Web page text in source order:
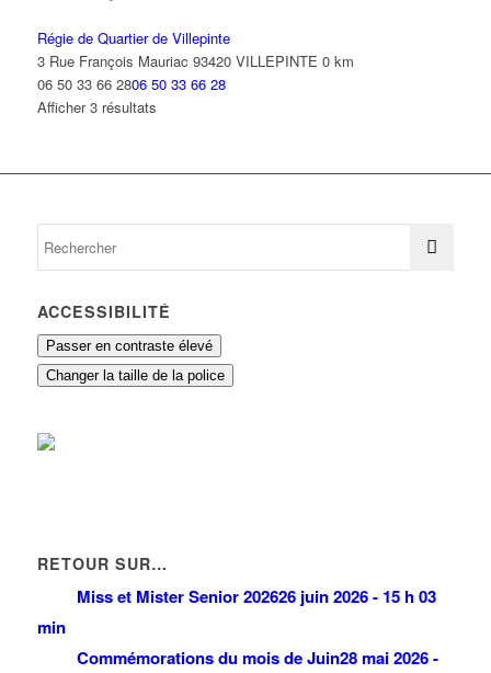
Régie de Quartier de Villepinte
3 Rue François Mauriac 93420 VILLEPINTE 0 km
06 50 33 66 2806 50 33 66 28
Afficher 3 résultats
ACCESSIBILITÉ
Passer en contraste élevé
Changer la taille de la police
RETOUR SUR…
Miss et Mister Senior 202626 juin 2026 - 15 h 03
min
Commémorations du mois de Juin28 mai 2026 -